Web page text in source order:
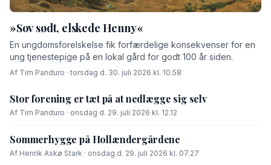
»Sov sødt, elskede Henny«
En ungdomsforelskelse fik forfærdelige konsekvenser for en
ung tjenestepige på en lokal gård for godt 100 år siden.
Af Tim Panduro · torsdag d. 30. juli 2026 kl. 10.58
Stor forening er tæt på at nedlægge sig selv
Af Tim Panduro · onsdag d. 29. juli 2026 kl. 12.12
Sommerhygge på Hollændergårdene
Af Henrik Askø Stark · onsdag d. 29. juli 2026 kl. 07.27